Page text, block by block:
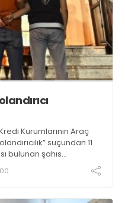
Kurumlarının Araç
suçundan 11
bulunan şahıs